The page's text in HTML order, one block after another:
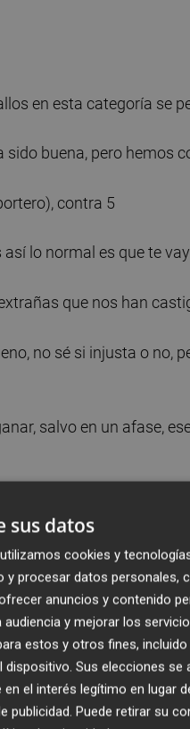
en esta categoría se
buena, pero hemos
contra 5
lo normal es que te
que nos han
no sé si injusta o no,
salvo en un afase,
una situación de
siempre se puede
sus datos
cookies y
procesar datos personales,
anuncios y contenido
y mejorar los
estos y otros fines,
Sus elecciones
el interés legítimo en lugar
publicidad. Puede retirar su